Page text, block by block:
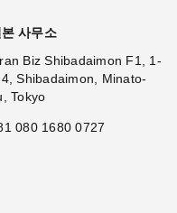
본 사무소
Biz Shibadaimon F1, 1-
Shibadaimon, Minato-
Tokyo
080 1680 0727